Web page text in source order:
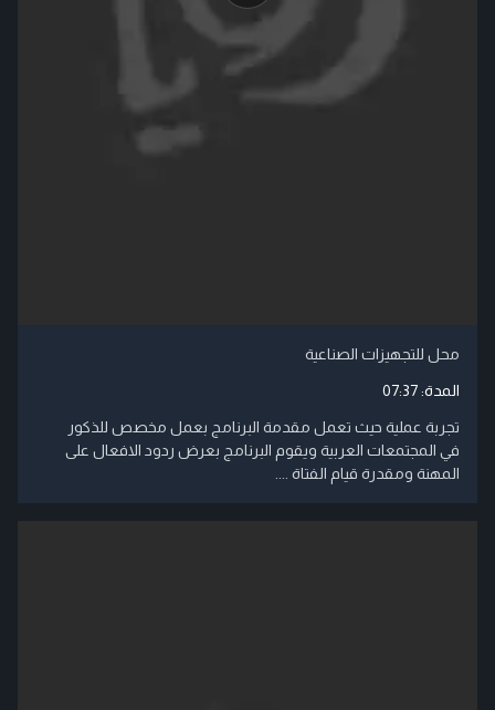
محل للتجهيزات الصناعية
المدة:07:37
تجربة عملية حيث تعمل مقدمة البرنامج بعمل مخصص للذكور
في المجتمعات العربية ويقوم البرنامج بعرض ردود الافعال على
المهنة ومقدرة قيام الفتاة ....